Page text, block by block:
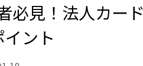
必見！法人カー
ント